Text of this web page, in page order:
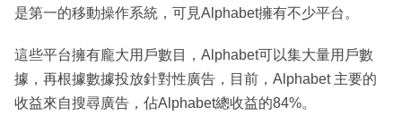
是第一的移動操作系統，可見Alphabet擁有不少平台。
這些平台擁有龐大用戶數目，Alphabet可以集大量用戶數
據，再根據數據投放針對性廣告，目前，Alphabet 主要的
收益來自搜尋廣告，佔Alphabet總收益的84%。